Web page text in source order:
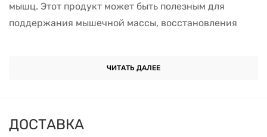
ДОСТАВКА
мышц. Этот продукт может быть полезным для
поддержания мышечной массы, восстановления
Спортсменам и активным людям: Аминокислоты
ЧИТАТЬ ДАЛЕЕ